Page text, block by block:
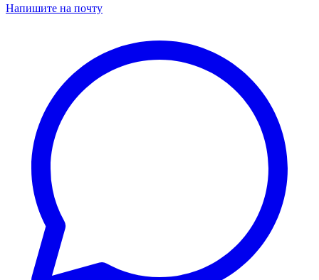
Напишите на почту